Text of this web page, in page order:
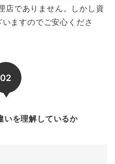
店でありません。しかし資
ますのでご安心くださ
02
を理解しているか